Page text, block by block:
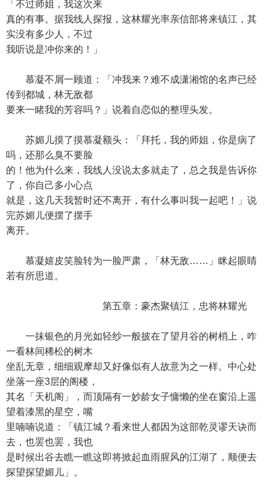
「不过师姐，我这次来
真的有事。据我线人探报，这林耀光率亲信部将来镇江，其
实没有多少人，不过
我听说是冲你来的！」
慕凝不屑一顾道：「冲我来？难不成潇湘馆的名声已经
传到都城，林无敌都
要来一睹我的芳容吗？」说着自恋似的整理头发。
苏媚儿摸了摸慕凝额头：「拜托，我的师姐，你是病了
吗，还那么臭不要脸
的！他为什么来，我线人没说太多就走了，总之我是告诉你
了，你自己多小心点
就是，这几天我暂时还不离开，有什么事叫我一起吧！」说
完苏媚儿便摆了摆手
离开。
慕凝嬉皮笑脸转为一脸严肃，「林无敌……」眯起眼睛
若有所思道。
第五章：豪杰聚镇江，忠将林耀光
一抹银色的月光如轻纱一般披在了望月谷的树梢上，咋
一看林间稀松的树木
坐乱无章，细细观摩却又好像似有人故意为之一样。中心处
坐落一座3层的阁楼，
其名「天机阁」，而顶隔有一妙龄女子慵懒的坐在窗沿上遥
望着漆黑的星空，嘴
里喃喃说道：「镇江城？看来世人都因为这部乾灵谬天诀而
去，也罢也罢，我也
是时候出谷去瞧一瞧这即将掀起血雨腥风的江湖了，顺便去
探望探望媚儿」。